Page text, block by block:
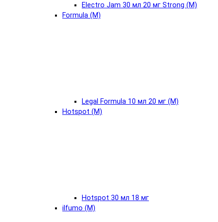
Electro Jam 30 мл 20 мг Strong (М)
Formula (М)
Legal Formula 10 мл 20 мг (М)
Hotspot (М)
Hotspot 30 мл 18 мг
ilfumo (М)